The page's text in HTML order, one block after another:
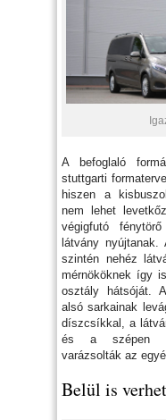
A befoglaló
stuttgarti
hiszen a
nem lehet
végigfutó
látvány nyújtanak.
szintén nehéz
mérnököknek így
osztály hátsóját.
alsó sarkainak
díszcsíkkal, a
és a szépen
varázsolták az
Belül is